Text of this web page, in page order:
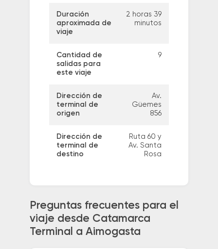
Duración
aproximada de
viaje
2 horas 39
minutos
Cantidad de
salidas para
este viaje
9
Dirección de
terminal de
origen
Av.
Güemes
856
Dirección de
terminal de
destino
Ruta 60 y
Av. Santa
Rosa
Preguntas frecuentes para el
viaje desde Catamarca
Terminal a Aimogasta